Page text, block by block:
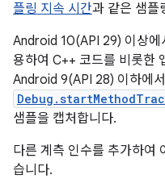
플링 지속 시간과 같은 샘플
Android 10(API 29) 이상에
용하여 C++ 코드를 비롯한
Android 9(API 28) 이하에
샘플을 캡처합니다.
다른 계측 인수를 추가하여
습니다.